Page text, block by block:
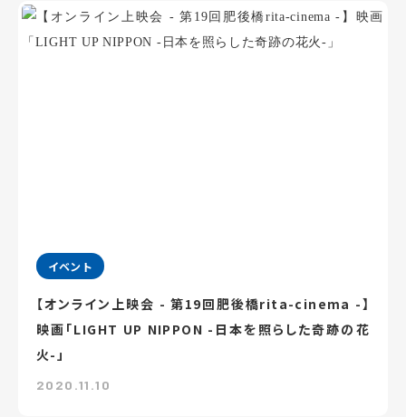
イベント
【オンライン上映会 - 第19回肥後橋rita-cinema -】
映画「LIGHT UP NIPPON -日本を照らした奇跡の花
火-」
2020.11.10